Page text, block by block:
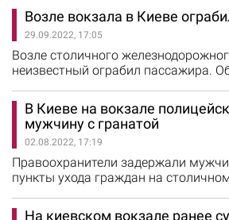
"Вокзал открыт для пассажиров с
подземные укрытия работают,
возможно в укрытиях", - отметили в
На предприятии отметили, что
Возле вокзала в Киеве
29.09.2022, 17:05
Возле столичного
неизвестный ограбил пассажира.
пассажиру подошел мужчина и
с личными вещами. Приметы
пострадавший передал полиции. Во
территории вокзала наряд
похожего по описанию мужчину. В
поверхностной…
В Киеве на вокзале
мужчину с гранатой
02.08.2022, 17:19
Правоохранители задержали
пункты ухода граждан на
полиции Киева. 1 августа при
На киевском вокзале ранее